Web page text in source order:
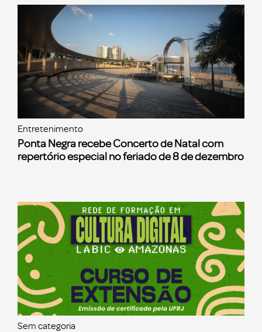
Entretenimento
Ponta Negra recebe Concerto de Natal com
repertório especial no feriado de 8 de dezembro
Sem categoria